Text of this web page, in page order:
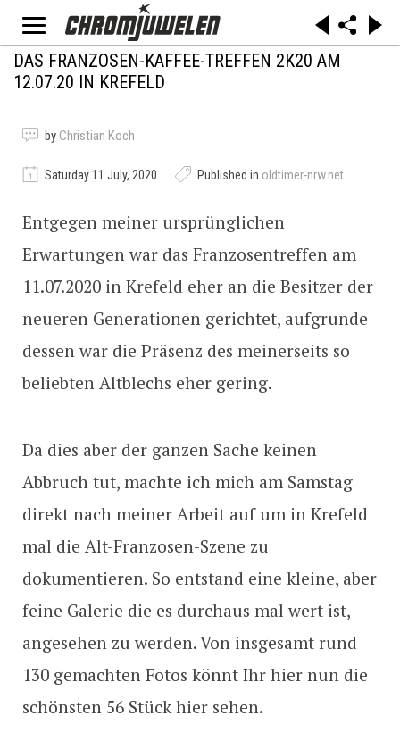
DAS FRANZOSEN-KAFFEE-TREFFEN 2K20 AM
12.07.20 IN KREFELD
by Christian Koch
Saturday 11 July, 2020 Published in oldtimer-nrw.net
Entgegen meiner ursprünglichen
Erwartungen war das Franzosentreffen am
11.07.2020 in Krefeld eher an die Besitzer der
neueren Generationen gerichtet, aufgrunde
dessen war die Präsenz des meinerseits so
beliebten Altblechs eher gering.
Da dies aber der ganzen Sache keinen
Abbruch tut, machte ich mich am Samstag
direkt nach meiner Arbeit auf um in Krefeld
mal die Alt-Franzosen-Szene zu
dokumentieren. So entstand eine kleine, aber
feine Galerie die es durchaus mal wert ist,
angesehen zu werden. Von insgesamt rund
130 gemachten Fotos könnt Ihr hier nun die
schönsten 56 Stück hier sehen.